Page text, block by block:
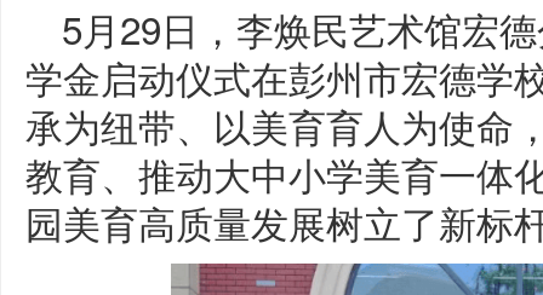
5月29日，李焕民艺术馆宏
学金启动仪式在彭州市宏德学
承为纽带、以美育育人为使命
教育、推动大中小学美育一体
园美育高质量发展树立了新标